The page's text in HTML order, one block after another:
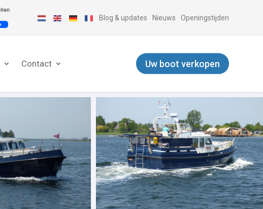
Blog & updates Nieuws Openingstijden
Contact Uw boot verkopen